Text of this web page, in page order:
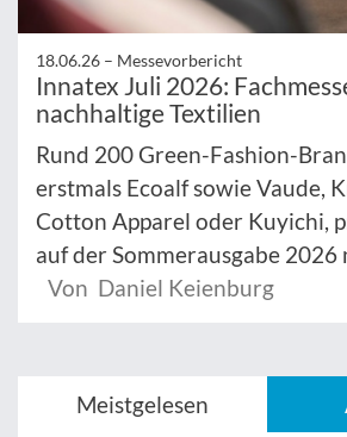
18.06.26 – Messevorbericht
Innatex Juli 2026:
nachhaltige Textilien
Rund 200 Green-Fashion-
erstmals Ecoalf sowie Vaude,
Cotton Apparel oder Kuyichi,
auf der Sommerausgabe 2026
Von Daniel Keienburg
Meistgelesen